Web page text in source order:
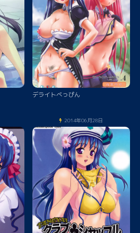
デライトべっぴん
2014年06月28日